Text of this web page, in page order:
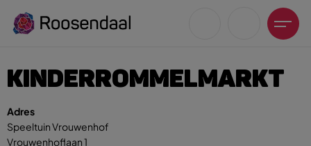
KINDERROMMELMARKT
Adres
Speeltuin Vrouwenhof
Vrouwenhoflaan 1